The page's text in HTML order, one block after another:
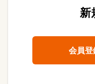
新
会員登